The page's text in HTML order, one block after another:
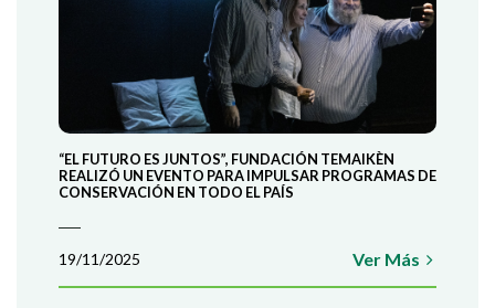
“EL FUTURO ES JUNTOS”, FUNDACIÓN TEMAIKÈN
REALIZÓ UN EVENTO PARA IMPULSAR PROGRAMAS DE
CONSERVACIÓN EN TODO EL PAÍS
19/11/2025 Ver Más